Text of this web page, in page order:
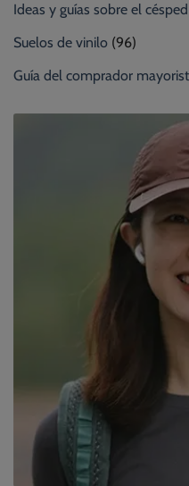
Ideas y guías sobre el césped
Suelos de vinilo (96)
Guía del comprador